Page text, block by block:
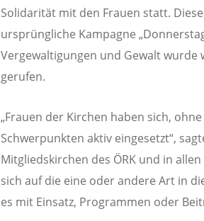
Solidarität mit den Frauen statt.
ursprüngliche Kampagne
Vergewaltigungen und Gewalt wurde
gerufen.
„Frauen der Kirchen haben sich,
Schwerpunkten aktiv eingesetzt“,
Mitgliedskirchen des ÖRK und in
sich auf die eine oder andere Art in
es mit Einsatz, Programmen oder